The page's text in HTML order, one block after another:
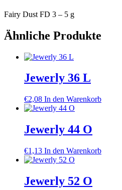
Fairy Dust FD 3 – 5 g
Ähnliche Produkte
Jewerly 36 L
€2,08 In den Warenkorb
Jewerly 44 O
€1,13 In den Warenkorb
Jewerly 52 O